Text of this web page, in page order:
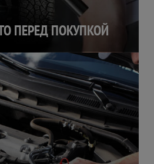
ПЕРЕД ПОКУПКОЙ